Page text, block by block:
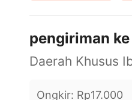
pengiriman ke
Ongkir: Rp17.000